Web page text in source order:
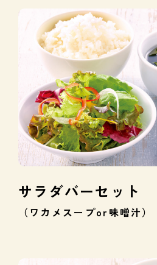
サラダバーセット
（ワカメスープor味噌汁）